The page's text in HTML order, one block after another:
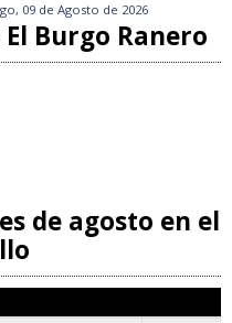
09 de Agosto de 2026
Burgo Ranero
de agosto en el